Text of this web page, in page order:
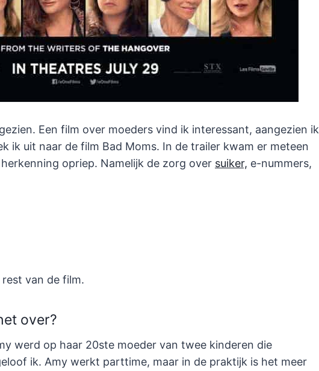
gezien. Een film over moeders vind ik interessant, aangezien ik
ik uit naar de film Bad Moms. In de trailer kwam er meteen
opriep. Namelijk de zorg over suiker, e-nummers,
van de film.
over?
werd op haar 20ste moeder van twee kinderen die
ik. Amy werkt parttime, maar in de praktijk is het meer